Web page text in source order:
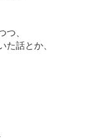
つ、
た話とか、